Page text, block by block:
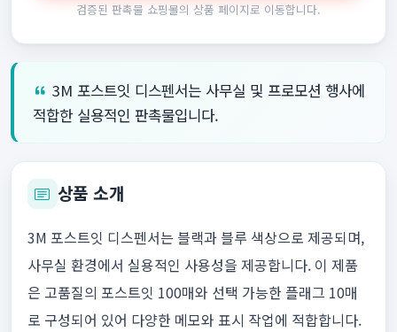
검증된 판촉물 쇼핑몰의 상품 페이지로 이동합니다.
3M 포스트잇 디스펜서는 사무실 및 프로모션 행사에
적합한 실용적인 판촉물입니다.
상품 소개
3M 포스트잇 디스펜서는 블랙과 블루 색상으로 제공되며,
사무실 환경에서 실용적인 사용성을 제공합니다. 이 제품
은 고품질의 포스트잇 100매와 선택 가능한 플래그 10매
로 구성되어 있어 다양한 메모와 표시 작업에 적합합니다.